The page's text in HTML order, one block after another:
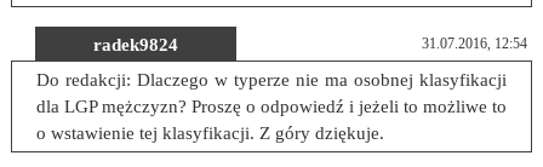
radek9824 31.07.2016, 12:54
Do redakcji: Dlaczego w typerze nie ma osobnej klasyfikacji
dla LGP mężczyzn? Proszę o odpowiedź i jeżeli to możliwe to
o wstawienie tej klasyfikacji. Z góry dziękuje.